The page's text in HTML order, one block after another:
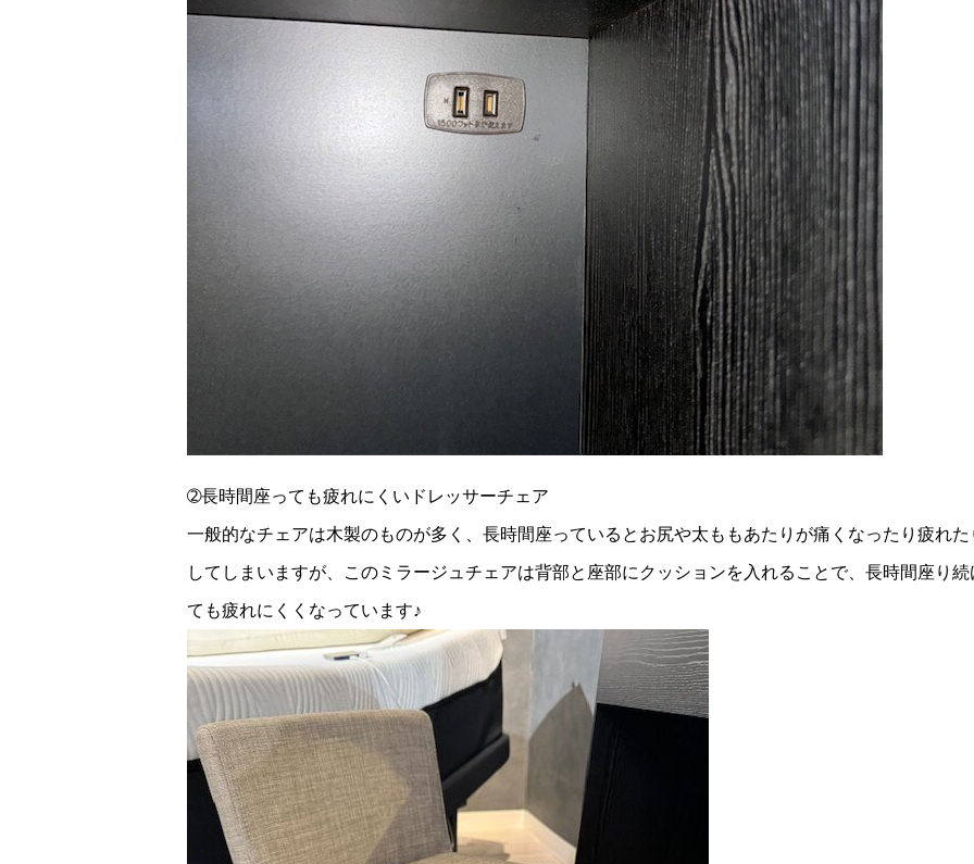
➁長時間座っても疲れにくいドレッサーチェア
一般的なチェアは木製のものが多く、長時間座っているとお尻や太ももあたりが痛くなったり疲れた
してしまいますが、このミラージュチェアは背部と座部にクッションを入れることで、長時間座り続
ても疲れにくくなっています♪